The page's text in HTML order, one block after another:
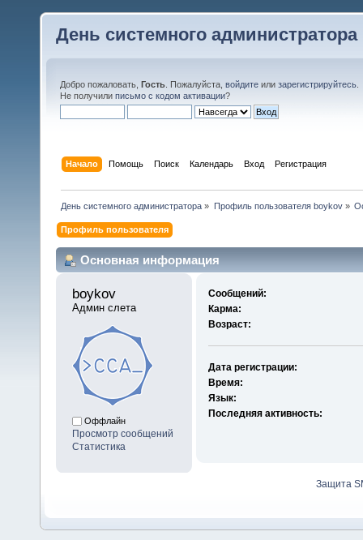
День системного администратора
Добро пожаловать, Гость . Пожалуйста, войдите или зарегистрируйтесь
Не получили письмо с кодом активации?
Начало Помощь Поиск Календарь Вход Регистрация
День системного администратора » Профиль пользователя boykov»
Профиль пользователя
Основная информация
boykov
Админ слета
Оффлайн
Просмотр сообщений
Статистика
Сообщений:
Карма:
Возраст:
Дата регистрации:
Время:
Язык:
Последняя активность:
Защита